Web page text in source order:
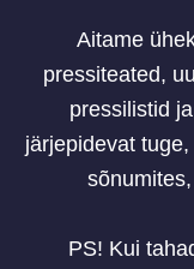
Aitame
pressiteated,
pressilistid
järjepidevat
PS! Kui